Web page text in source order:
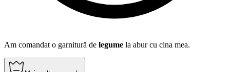
Am comandat o garnitură de legume la abur cu cina mea.